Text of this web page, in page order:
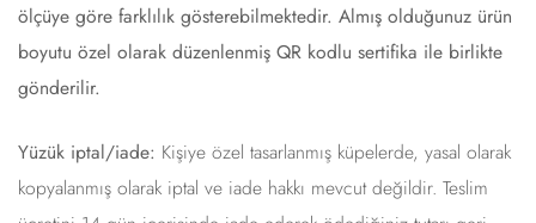
ölçüye göre farklılık gösterebilmektedir. Almış olduğunuz ürün
boyutu özel olarak düzenlenmiş QR kodlu sertifika ile birlikte
gönderilir.
Yüzük iptal/iade: Kişiye özel tasarlanmış küpelerde, yasal olarak
kopyalanmış olarak iptal ve iade hakkı mevcut değildir. Teslim